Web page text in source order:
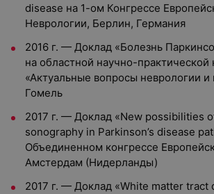
disease на 1-ом Конгрессе
Неврологии, Берлин, Германия
2016 г. — Доклад «Болезнь
на областной научно-
«Актуальные вопросы неврологии и
Гомель
2017 г. — Доклад «New possibilities
sonography in Parkinson’s disease
Объединенном конгрессе
Амстердам (Нидерланды)
2017 г. — Доклад «White matter tract